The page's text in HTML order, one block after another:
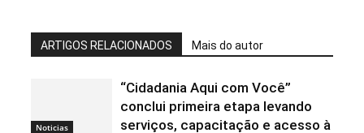
ARTIGOS RELACIONADOS Mais do autor
Noticias
“Cidadania Aqui com Você”
conclui primeira etapa levando
serviços, capacitação e acesso à